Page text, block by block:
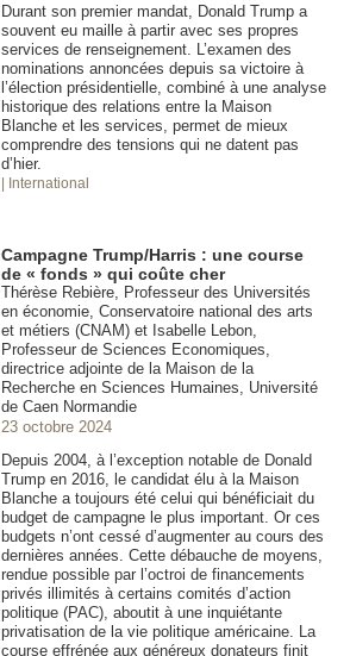
Durant son premier mandat, Donald Trump a
souvent eu maille à partir avec ses propres
services de renseignement. L’examen des
nominations annoncées depuis sa victoire à
l’élection présidentielle, combiné à une analyse
historique des relations entre la Maison
Blanche et les services, permet de mieux
comprendre des tensions qui ne datent pas
d’hier.
| International
Campagne Trump/Harris : une course
de « fonds » qui coûte cher
Thérèse Rebière, Professeur des Universités
en économie, Conservatoire national des arts
et métiers (CNAM) et Isabelle Lebon,
Professeur de Sciences Economiques,
directrice adjointe de la Maison de la
Recherche en Sciences Humaines, Université
de Caen Normandie
23 octobre 2024
Depuis 2004, à l’exception notable de Donald
Trump en 2016, le candidat élu à la Maison
Blanche a toujours été celui qui bénéficiait du
budget de campagne le plus important. Or ces
budgets n’ont cessé d’augmenter au cours des
dernières années. Cette débauche de moyens,
rendue possible par l’octroi de financements
privés illimités à certains comités d’action
politique (PAC), aboutit à une inquiétante
privatisation de la vie politique américaine. La
course effrénée aux généreux donateurs finit